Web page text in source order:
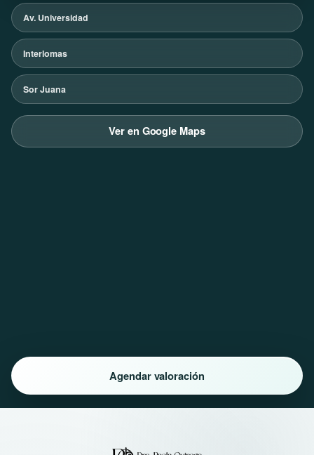
Av. Universidad
Interlomas
Sor Juana
Ver en Google Maps
Agendar valoración